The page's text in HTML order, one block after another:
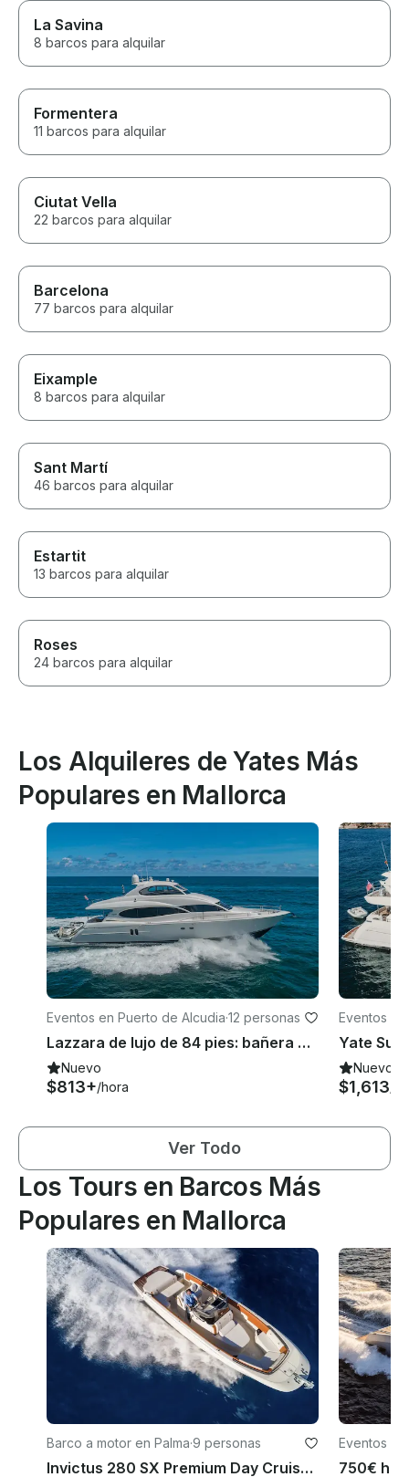
La Savina
8 barcos para alquilar
Formentera
11 barcos para alquilar
Ciutat Vella
22 barcos para alquilar
Barcelona
77 barcos para alquilar
Eixample
8 barcos para alquilar
Sant Martí
46 barcos para alquilar
Estartit
13 barcos para alquilar
Roses
24 barcos para alquilar
Los Alquileres de Yates Más
Populares en Mallorca
Eventos en Puerto de Alcudia·12 personas
Lazzara de lujo de 84 pies: bañera de hidromasaje, moto de agua y juguetes acuáticos para Mallorca, ESPAÑA
Nuevo
$813+/hora
Eventos en
Nuevo
$1,613
Ver Todo
Los Tours en Barcos Más
Populares en Mallorca
Barco a motor en Palma·9 personas
Invictus 280 SX Premium Day Cruiser para disfrutar de momentos inolvidables en Mallorca
Eventos en